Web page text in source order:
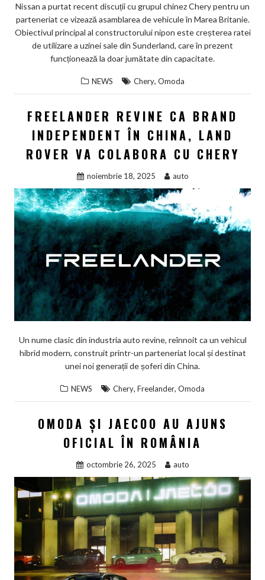
Nissan a purtat recent discuții cu grupul chinez Chery pentru un
parteneriat ce vizează asamblarea de vehicule în Marea Britanie.
Obiectivul principal al constructorului nipon este creșterea ratei
de utilizare a uzinei sale din Sunderland, care în prezent
funcționează la doar jumătate din capacitate.
NEWS Chery, Omoda
FREELANDER REVINE CA BRAND
INDEPENDENT ÎN CHINA, LAND
ROVER VA COLABORA CU CHERY
noiembrie 18, 2025 auto
Un nume clasic din industria auto revine, reînnoit ca un vehicul
hibrid modern, construit printr-un parteneriat local și destinat
unei noi generații de șoferi din China.
NEWS Chery, Freelander, Omoda
OMODA ȘI JAECOO AU AJUNS
OFICIAL ÎN ROMÂNIA
octombrie 26, 2025 auto